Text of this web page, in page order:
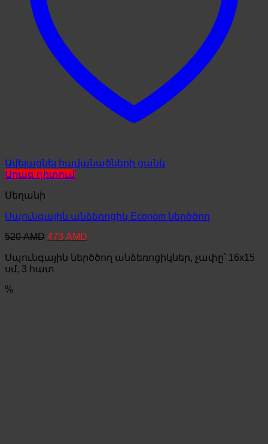
Ավելացնել հավանածների ցանկ
Արագ դիտում
Սեղանի
Սպունգային անձեռոցիկ Econom ներծծող
520AMD Original
was:
520 AMD.
473 AMD
is:
Սպունգային ներծծող անձեռոցիկներ, չափը՝ 16x15
սմ, 3 հատ
%